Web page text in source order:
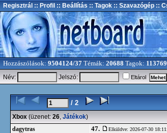
Regisztrál :: Profil :: Beállítás :: Tagok :: Szavazógép ::
Hozzászólások: 9504124/37 Témák: 20688 Tagok: 113769
Név: Jelszó: Eltárol
/ 2
Xbox (üzenet: 26, Játékok)
dagytras 47. Elküldve: 2026-07-30